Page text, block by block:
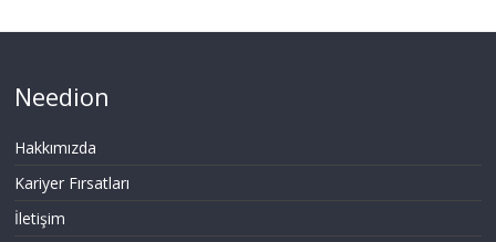
Needion
Hakkımızda
Kariyer Fırsatları
İletişim